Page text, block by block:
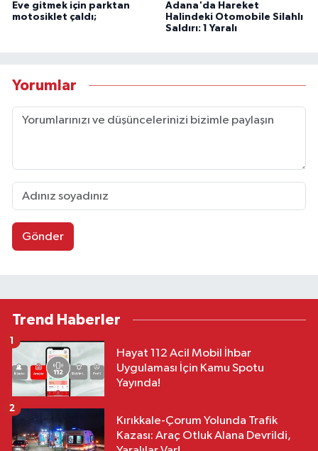
Eve gitmek için parktan
motosiklet çaldı;
Adana'da Hareket
Halindeki Otomobile Silahlı
Saldırı: 1 Yaralı
Yorumlar
Gönder
Trend Haberler
Hayat 112 Acil Mobil İhbar
Uygulaması İçin Kamu Spotu
Yayında!
1
Kırıkkale-Çorum Yolunda Trafik
Kazası: Araç Otluk Alana Devrildi,
2